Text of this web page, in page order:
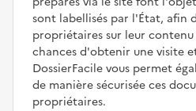
sont labellisés par l'État, afin
propriétaires sur leur
chances d'obtenir une visite
DossierFacile vous permet
de manière sécurisée ces
propriétaires.